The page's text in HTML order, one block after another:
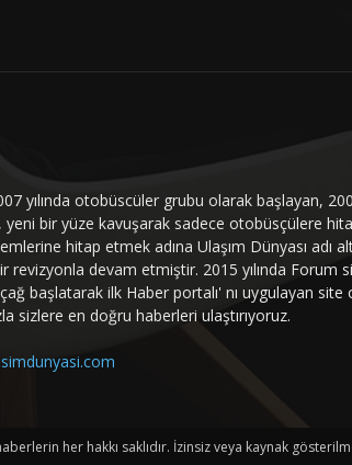
yılında otobüscüler grubu olarak başlayan,
yeni bir yüze kavuşarak sadece otobüsçülere
hitap etmek adına Ulaşım Dünyası adı
revizyonla devam etmiştir. 2015 yılında Forum
başlatarak ilk Haber portalı' nı uygulayan site
sizlere en doğru haberleri ulaştırıyoruz.
her hakkı saklıdır. İzinsiz veya kaynak